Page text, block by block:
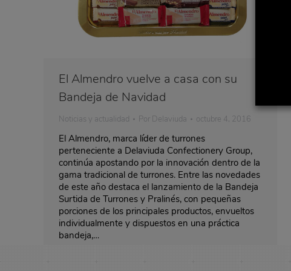
El Almendro vuelve a casa con su
Bandeja de Navidad
Noticias y actualidad Por Delaviuda octubre 4, 2016
El Almendro, marca líder de turrones
perteneciente a Delaviuda Confectionery Group,
continúa apostando por la innovación dentro de la
gama tradicional de turrones. Entre las novedades
de este año destaca el lanzamiento de la Bandeja
Surtida de Turrones y Pralinés, con pequeñas
porciones de los principales productos, envueltos
individualmente y dispuestos en una práctica
bandeja,…